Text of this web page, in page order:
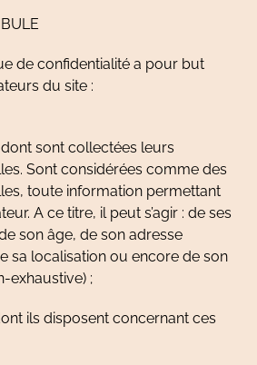
de confidentialité a pour but
du site :
sont collectées leurs
Sont considérées comme des
toute information permettant
A ce titre, il peut s’agir : de ses
son âge, de son adresse
sa localisation ou encore de son
exhaustive) ;
ils disposent concernant ces